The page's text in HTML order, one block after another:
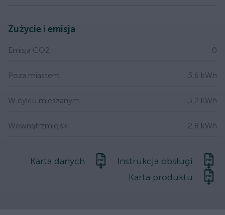
Zużycie i emisja
Emisja CO2 0
Poza miastem 3,6 kWh
W cyklu mieszanym 3,2 kWh
Wewnątrzmiejski 2,8 kWh
Karta danych
Instrukcja obsługi
Karta produktu